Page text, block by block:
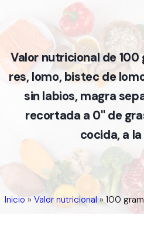
Valor nutricional de
res, lomo, bistec de
sin labios, magra
recortada a 0" de
cocida, a
Inicio» Valor nutricional »100